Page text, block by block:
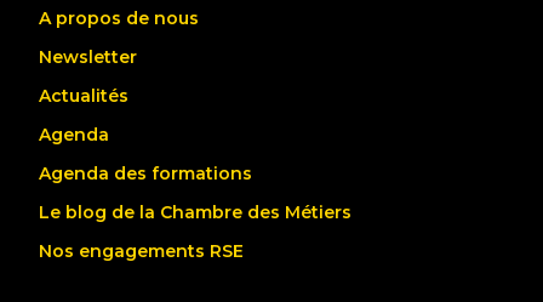
A propos de nous
Newsletter
Actualités
Agenda
Agenda des formations
Le blog de la Chambre des Métiers
Nos engagements RSE